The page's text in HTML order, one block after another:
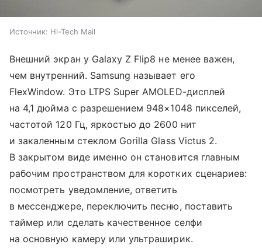
Источник: Hi-Tech Mail
Внешний экран у Galaxy Z Flip8 не менее важен,
чем внутренний. Samsung называет его
FlexWindow. Это LTPS Super AMOLED-дисплей
на 4,1 дюйма с разрешением 948×1048 пикселей,
частотой 120 Гц, яркостью до 2600 нит
и закаленным стеклом Gorilla Glass Victus 2.
В закрытом виде именно он становится главным
рабочим пространством для коротких сценариев:
посмотреть уведомление, ответить
в мессенджере, переключить песню, поставить
таймер или сделать качественное селфи
на основную камеру или ультраширик.